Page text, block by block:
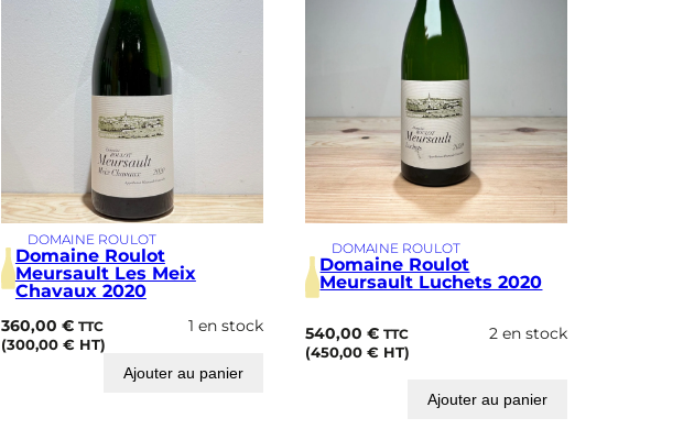
DOMAINE ROULOT
Domaine Roulot
Meursault Les Meix
Chavaux 2020
360,00 € TTC
(300,00 €HT)
1 en stock
Ajouter au panier
DOMAINE ROULOT
Domaine Roulot
Meursault Luchets 2020
540,00€ TTC
(450,00€ HT)
2 en stock
Ajouter au panier